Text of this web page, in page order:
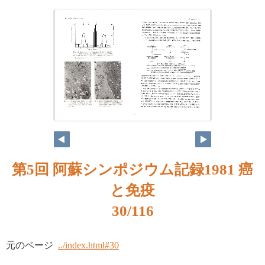
第5回 阿蘇シンポジウム記録1981 癌
と免疫
30/116
元のページ ../index.html#30